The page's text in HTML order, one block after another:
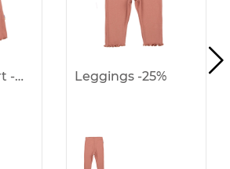
A-shape T-shirt -25% Leggings -25%